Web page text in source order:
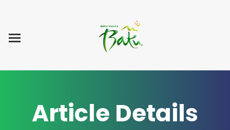
Blog Post
Article Details